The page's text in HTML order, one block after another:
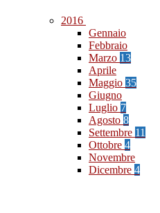
2016
Gennaio
Febbraio
Marzo 13
Aprile
Maggio 35
Giugno
Luglio 7
Agosto 8
Settembre 11
Ottobre 4
Novembre
Dicembre 4